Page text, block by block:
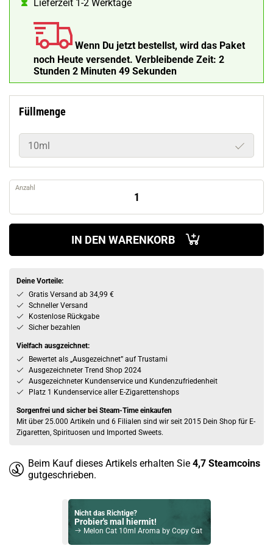
Lieferzeit 1-2 Werktage
Wenn Du jetzt bestellst, wird das Paket
noch Heute versendet. Verbleibende Zeit: 2
Stunden 2 Minuten 48 Sekunden
Füllmenge
10ml
Anzahl
IN DEN WARENKORB
Deine Vorteile:
Gratis Versand ab 34,99 €
Schneller Versand
Kostenlose Rückgabe
Sicher bezahlen
Vielfach ausgzeichnet:
Bewertet als „Ausgezeichnet” auf Trustami
Ausgezeichneter Trend Shop 2024
Ausgezeichneter Kundenservice und Kundenzufriedenheit
Platz 1 Kundenservice aller E-Zigarettenshops
Sorgenfrei und sicher bei Steam-Time einkaufen
Mit über 25.000 Artikeln und 6 Filialen sind wir seit 2015 Dein Shop für E-
Zigaretten, Spirituosen und Imported Sweets.
Beim Kauf dieses Artikels erhalten Sie 4,7 Steamcoins
gutgeschrieben.
Nicht das Richtige?
Probier's mal hiermit!
Melon Cat 10ml Aroma by Copy Cat